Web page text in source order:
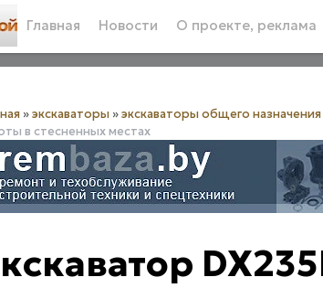
Главная Новости О проекте, реклама
»экскаваторы »экскаваторы общего назначения
в стесненных местах